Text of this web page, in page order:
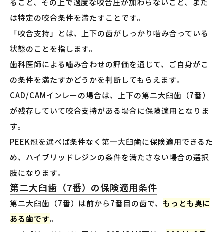
は特定の咬合条件を満たすことです。
「咬合支持」とは、上下の歯がしっかり噛み合っている
状態のことを指します。
歯科医師による噛み合わせの評価を通じて、ご自身がこ
の条件を満たすかどうかを判断してもらえます。
CAD/CAMインレーの場合は、上下の第二大臼歯（7番）
が残存していて咬合支持がある場合に保険適用となりま
す。
PEEK冠を選べば条件なく第一大臼歯に保険適用できるた
め、ハイブリッドレジンの条件を満たさない場合の選択
肢になります。
第二大臼歯（7番）の保険適用条件
第二大臼歯（7番）は前から7番目の歯で、 もっとも奥に
ある歯です。